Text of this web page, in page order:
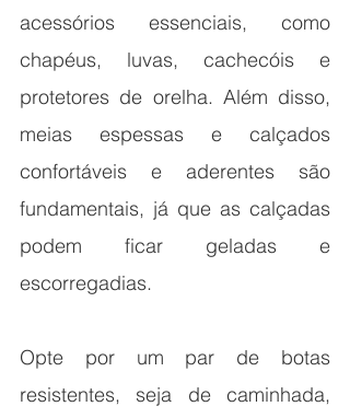
acessórios essenciais, como
chapéus, luvas, cachecóis e
protetores de orelha. Além disso,
meias espessas e calçados
confortáveis e aderentes são
fundamentais, já que as calçadas
podem ficar geladas e
escorregadias.
Opte por um par de botas
resistentes, seja de caminhada,